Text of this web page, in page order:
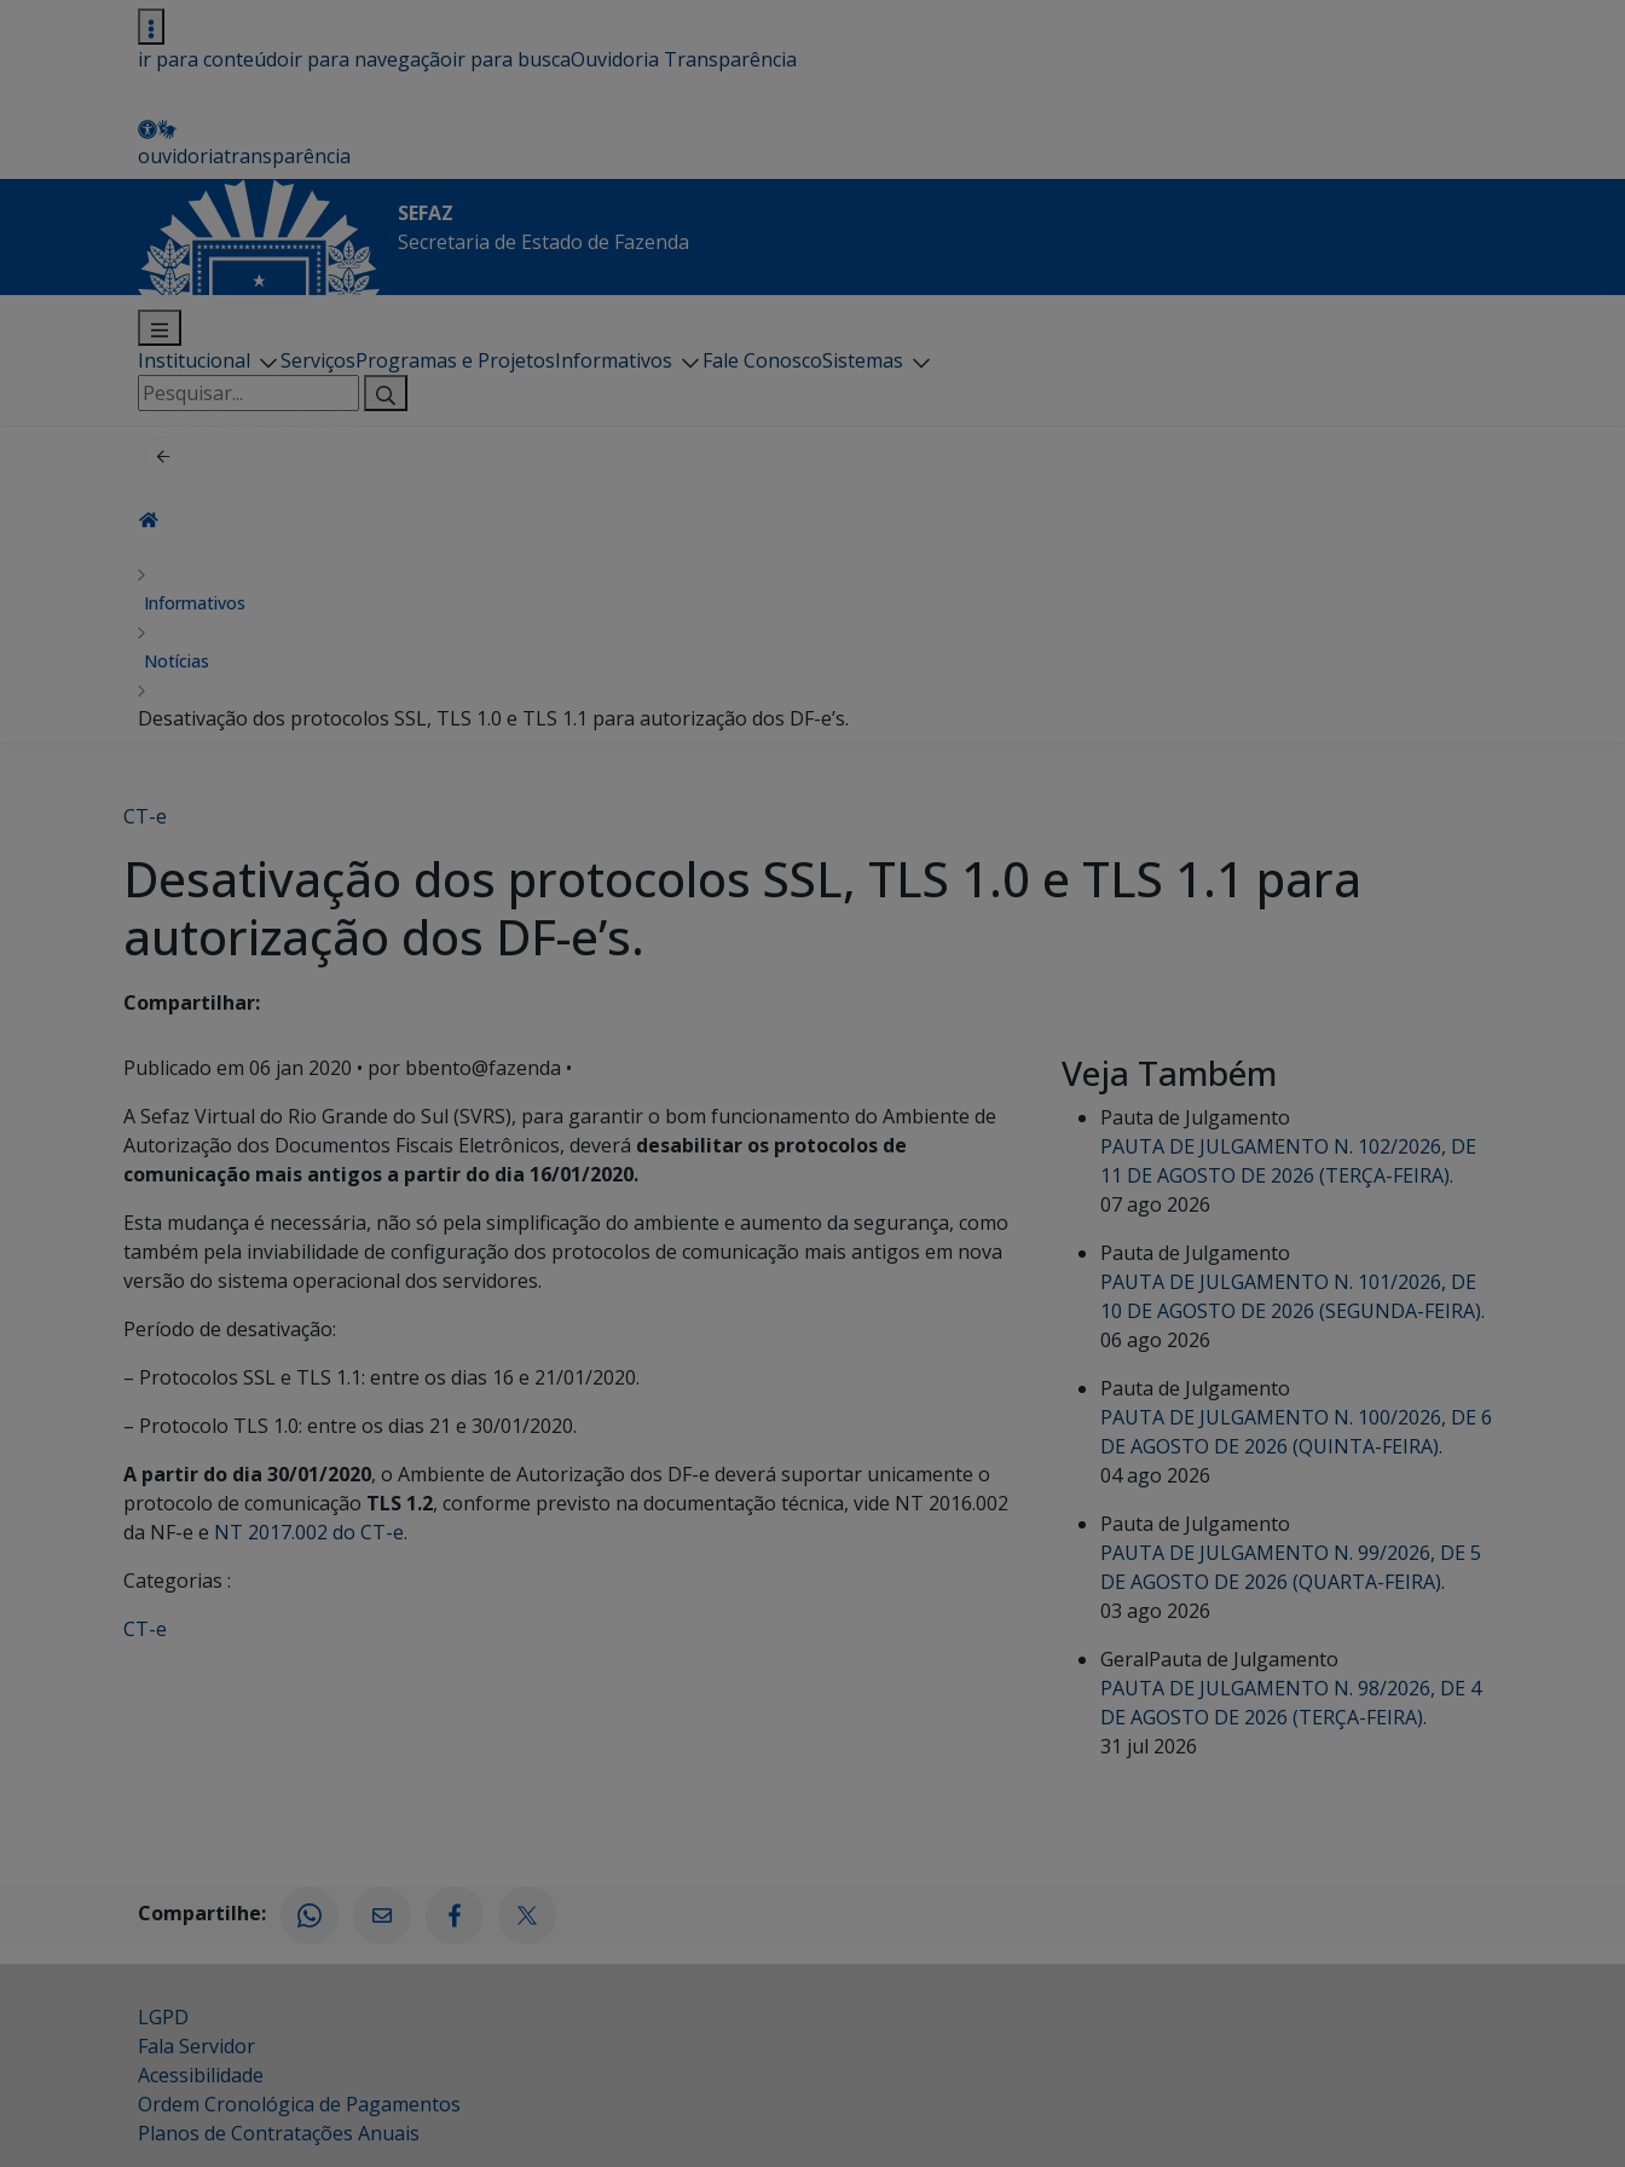
ir para conteúdoir para navegaçãoir para buscaOuvidoria Transparência
ouvidoriatransparência
SEFAZ
Secretaria de Estado de Fazenda
Institucional ServiçosProgramas e ProjetosInformativos Fale ConoscoSistemas
Pesquisar
por:
Informativos
Notícias
Desativação dos protocolos SSL, TLS 1.0 e TLS 1.1 para autorização dos DF-e’s.
CT-e
Desativação dos protocolos SSL, TLS 1.0 e TLS 1.1 para
autorização dos DF-e’s.
Compartilhar:
Publicado em 06 jan 2020 • por bbento@fazenda •
A Sefaz Virtual do Rio Grande do Sul (SVRS), para garantir o bom funcionamento do Ambiente de
Autorização dos Documentos Fiscais Eletrônicos, deverá desabilitar os protocolos de
comunicação mais antigos a partir do dia 16/01/2020.
Esta mudança é necessária, não só pela simplificação do ambiente e aumento da segurança, como
também pela inviabilidade de configuração dos protocolos de comunicação mais antigos em nova
versão do sistema operacional dos servidores.
Período de desativação:
– Protocolos SSL e TLS 1.1: entre os dias 16 e 21/01/2020.
– Protocolo TLS 1.0: entre os dias 21 e 30/01/2020.
A partir do dia 30/01/2020, o Ambiente de Autorização dos DF-e deverá suportar unicamente o
protocolo de comunicação TLS 1.2, conforme previsto na documentação técnica, vide NT 2016.002
da NF-e e NT 2017.002 do CT-e.
Categorias :
CT-e
Veja Também
Pauta de Julgamento
PAUTA DE JULGAMENTO N. 102/2026, DE
11 DE AGOSTO DE 2026 (TERÇA-FEIRA).
07 ago 2026
Pauta de Julgamento
PAUTA DE JULGAMENTO N. 101/2026, DE
10 DE AGOSTO DE 2026 (SEGUNDA-FEIRA).
06 ago 2026
Pauta de Julgamento
PAUTA DE JULGAMENTO N. 100/2026, DE 6
DE AGOSTO DE 2026 (QUINTA-FEIRA).
04 ago 2026
Pauta de Julgamento
PAUTA DE JULGAMENTO N. 99/2026, DE 5
DE AGOSTO DE 2026 (QUARTA-FEIRA).
03 ago 2026
GeralPauta de Julgamento
PAUTA DE JULGAMENTO N. 98/2026, DE 4
DE AGOSTO DE 2026 (TERÇA-FEIRA).
31 jul 2026
Compartilhe:
LGPD
Fala Servidor
Acessibilidade
Ordem Cronológica de Pagamentos
Planos de Contratações Anuais